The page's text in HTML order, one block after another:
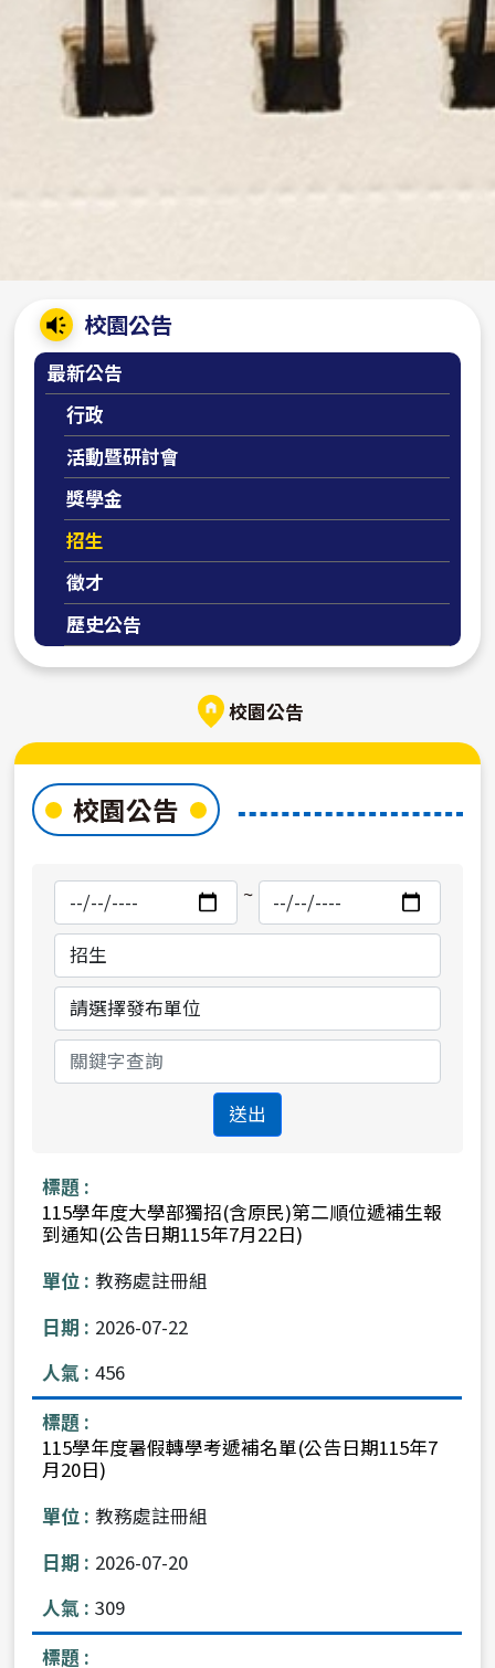
校園公告
最新公告
行政
活動暨研討會
獎學金
招生
徵才
歷史公告
校園公告
校園公告
搜
尋
始
期
~
搜
尋
束
期
類
位
送出
115學年度大學部獨招(含原民)第二順位遞補生報
到通知(公告日期115年7月22日)
教務處註冊組
2026-07-22
456
115學年度暑假轉學考遞補名單(公告日期115年7
月20日)
教務處註冊組
2026-07-20
309